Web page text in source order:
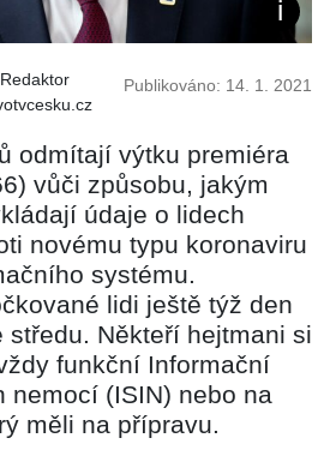
Publikováno: 14. 1. 2021
odmítají výtku premiéra
vůči způsobu, jakým
údaje o lidech
novému typu koronaviru
systému.
lidi ještě týž den
středu. Někteří hejtmani si
funkční Informační
nemocí (ISIN) nebo na
měli na přípravu.